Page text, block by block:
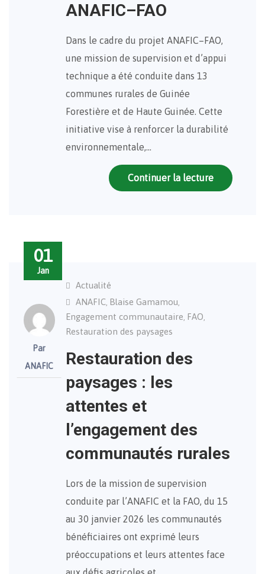
ANAFIC–FAO
Dans le cadre du projet ANAFIC–FAO,
une mission de supervision et d’appui
technique a été conduite dans 13
communes rurales de Guinée
Forestière et de Haute Guinée. Cette
initiative vise à renforcer la durabilité
environnementale,…
Continuer la lecture
01
Jan
Par
ANAFIC
Actualité
ANAFIC, Blaise Gamamou,
Engagement communautaire, FAO,
Restauration des paysages
Restauration des
paysages : les
attentes et
l’engagement des
communautés rurales
Lors de la mission de supervision
conduite par l’ANAFIC et la FAO, du 15
au 30 janvier 2026 les communautés
bénéficiaires ont exprimé leurs
préoccupations et leurs attentes face